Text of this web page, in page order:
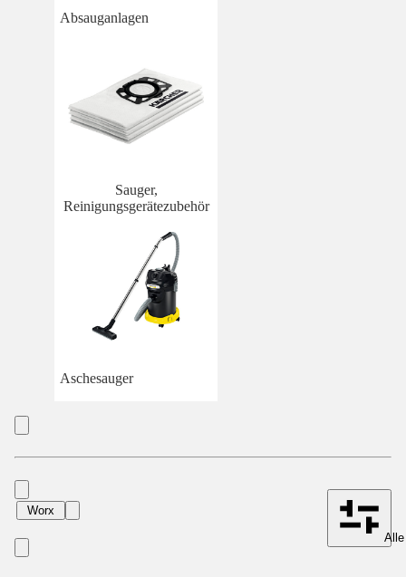
Absauganlagen
Sauger,
Reinigungsgerätezubehör
Aschesauger
Worx